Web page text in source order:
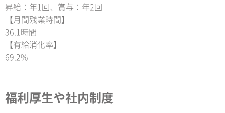
昇給：年1回、賞与：年2回
【月間残業時間】
36.1時間
【有給消化率】
69.2%
福利厚生や社内制度